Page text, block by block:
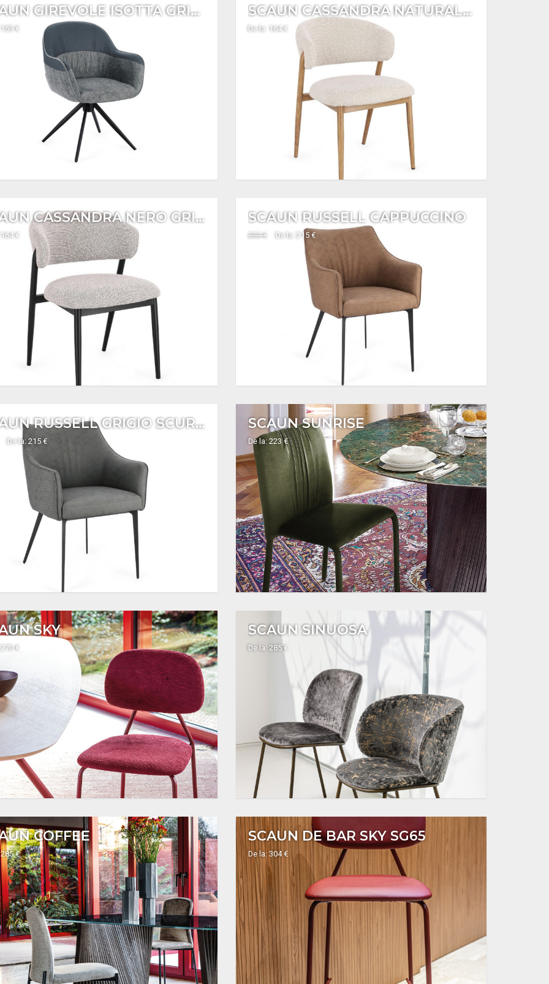
SCAUN GIREVOLE ISOTTA GRIGIO
€
SCAUN CASSANDRA NATURALE LINO
De la: 164 €
SCAUN CASSANDRA NERO GRIGIO
€
SCAUN RUSSELL CAPPUCCINO
253 € De la: 215 €
SCAUN RUSSELL GRIGIO SCURO
De la: 215 €
SCAUN SUNRISE
De la: 223 €
SKY
€
SCAUN SINUOSA
De la: 285 €
COFFEE
€
SCAUN DE BAR SKY SG65
De la: 304 €